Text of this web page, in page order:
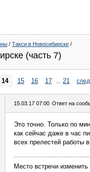
/ Такси в Новосибирске /
(часть 7)
14 15 16 17 .. 21
15.03.17 07:00 Ответ на
Это точно. Только по
как сейчас даже в час
всех прелестей работы в
Место встречи изменить